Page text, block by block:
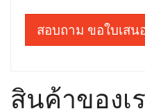
สอบถาม ขอใบเสน
สินค้าของเ